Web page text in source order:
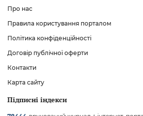
Про нас
Правила користування порталом
Політика конфіденційності
Договір публічної оферти
Контакти
Карта сайту
Підписні індекси